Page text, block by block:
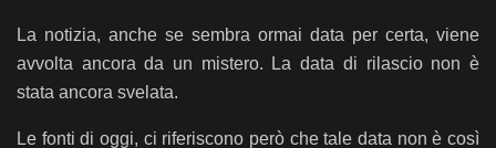
La notizia, anche se sembra ormai data per certa, viene
avvolta ancora da un mistero. La data di rilascio non è
stata ancora svelata.
Le fonti di oggi, ci riferiscono però che tale data non è così